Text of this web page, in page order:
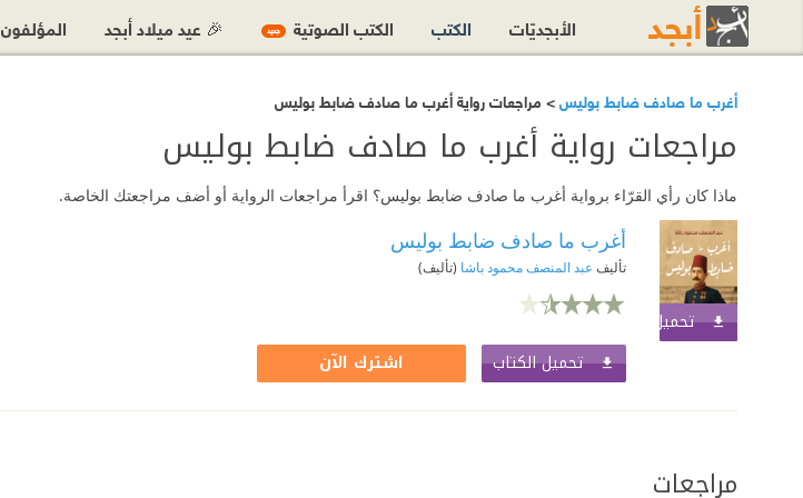
أغرب ما صادف ضابط بوليس> مراجعات رواية أغرب ما صادف ضابط بوليس
مراجعات رواية أغرب ما صادف ضابط بوليس
ماذا كان رأي القرّاء برواية أغرب ما صادف ضابط بوليس؟ اقرأ مراجعات الرواية أو أضف مراجعتك الخاصة.
تحميل الكتاب اشترك الآن
أغرب ما صادف ضابط بوليس
تأليف عبد المنصف محمود باشا (تأليف)
تحميل الكتاب اشترك الآن
مراجعات
الأبجديّات الكتب الكتب الصوتية جديد 🎉 عيد ميلاد أبجد المؤلفون